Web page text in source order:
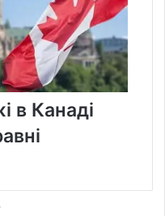
в Канаді